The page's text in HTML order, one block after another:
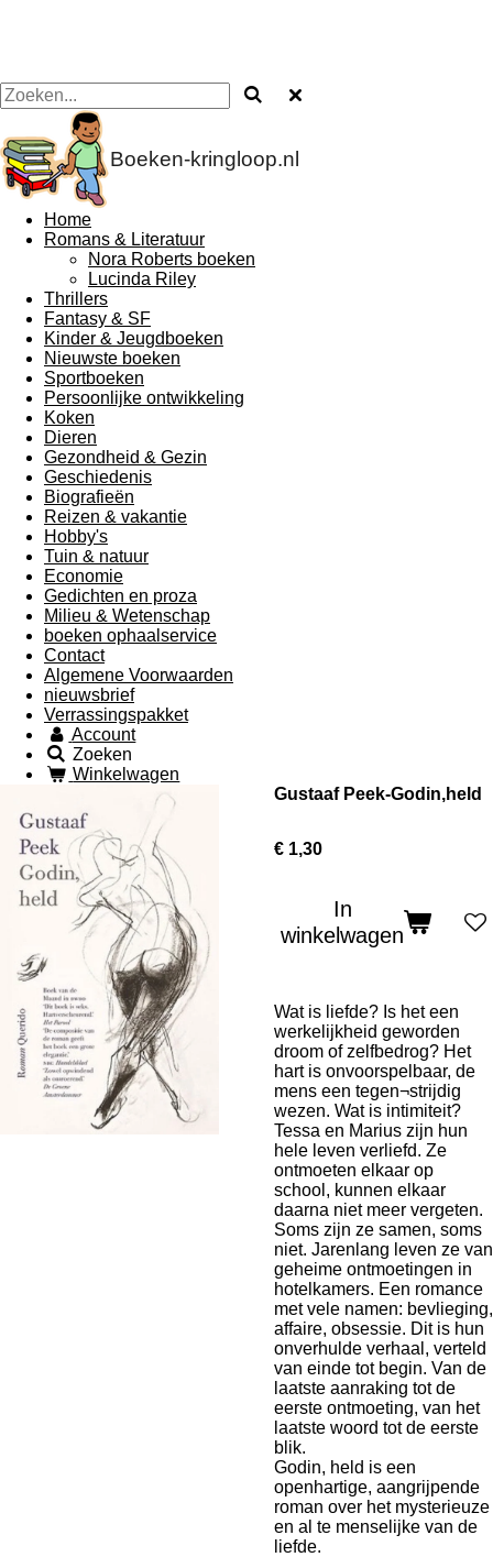
Boeken-kringloop.nl
Home
Romans & Literatuur
Nora Roberts boeken
Lucinda Riley
Thrillers
Fantasy & SF
Kinder & Jeugdboeken
Nieuwste boeken
Sportboeken
Persoonlijke ontwikkeling
Koken
Dieren
Gezondheid & Gezin
Geschiedenis
Biografieën
Reizen & vakantie
Hobby's
Tuin & natuur
Economie
Gedichten en proza
Milieu & Wetenschap
boeken ophaalservice
Contact
Algemene Voorwaarden
nieuwsbrief
Verrassingspakket
Account
Zoeken
Winkelwagen
Gustaaf Peek-Godin,held
€ 1,30
In
winkelwagen
Wat is liefde? Is het een
werkelijkheid geworden
droom of zelfbedrog? Het
hart is onvoorspelbaar, de
mens een tegen¬strijdig
wezen. Wat is intimiteit?
Tessa en Marius zijn hun
hele leven verliefd. Ze
ontmoeten elkaar op
school, kunnen elkaar
daarna niet meer vergeten.
Soms zijn ze samen, soms
niet. Jarenlang leven ze van
geheime ontmoetingen in
hotelkamers. Een romance
met vele namen: bevlieging,
affaire, obsessie. Dit is hun
onverhulde verhaal, verteld
van einde tot begin. Van de
laatste aanraking tot de
eerste ontmoeting, van het
laatste woord tot de eerste
blik.
Godin, held is een
openhartige, aangrijpende
roman over het mysterieuze
en al te menselijke van de
liefde.